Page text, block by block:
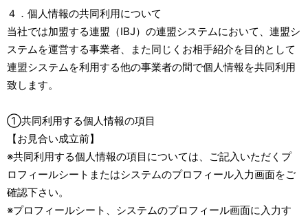
４．個人情報の共同利用について
当社では加盟する連盟（IBJ）の連盟システムにおいて、連盟シ
ステムを運営する事業者、また同じくお相手紹介を目的として
連盟システムを利用する他の事業者の間で個人情報を共同利用
致します。
①共同利用する個人情報の項目
【お見合い成立前】
※共同利用する個人情報の項目については、ご記入いただくプ
ロフィールシートまたはシステムのプロフィール入力画面をご
確認下さい。
※プロフィールシート、システムのプロフィール画面に入力す